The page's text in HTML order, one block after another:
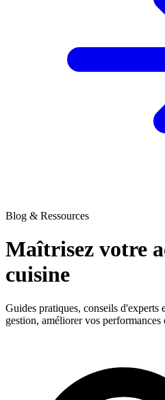
Blog & Ressources
Maîtrisez votre
cuisine
Guides pratiques, conseils d'experts
gestion, améliorer vos